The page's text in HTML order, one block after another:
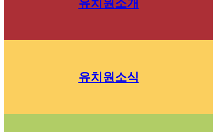
유치원소개
유치원소식